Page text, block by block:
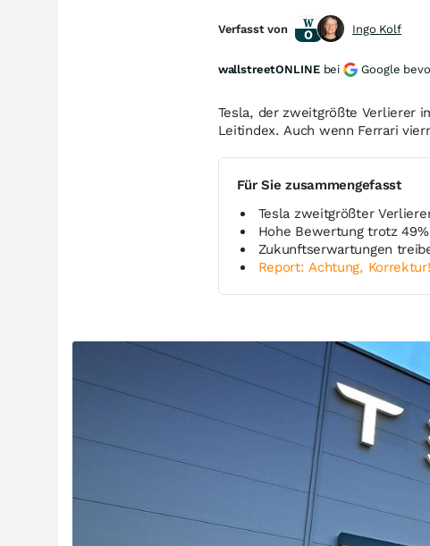
Tesla, der zweitgrößte Verlierer
Leitindex. Auch wenn Ferrari
Für Sie zusammengefasst
Tesla zweitgrößter
Hohe Bewertung trotz
Zukunftserwartungen
Report: Achtung, Korrektur!
Verfasst von Ingo Kolf
wallstreetONLINE bei Google